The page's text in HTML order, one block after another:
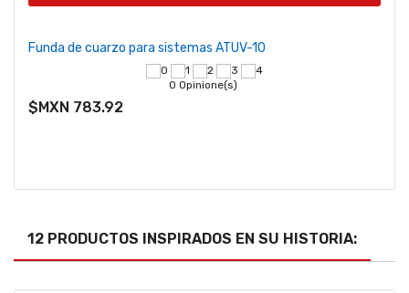
Funda de cuarzo para sistemas ATUV-10
0 Opinione(s)
$MXN 783.92
12 PRODUCTOS INSPIRADOS EN SU HISTORIA: